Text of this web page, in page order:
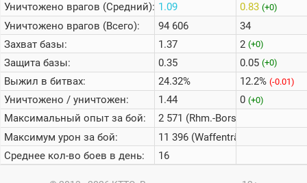
Уничтожено врагов (Средний):
Уничтожено врагов (Всего):
Захват базы:
Защита базы:
Выжил в битвах:
Уничтожено / уничтожен:
Максимальный опыт за бой:
Максимум урон за бой:
Среднее кол-во боев в день:
1.09
94 606
1.37
0.35
24.32%
1.44
2 571 (Rhm.-Borsig
11 396 (Waffenträger auf E 100)
16
0.83 (+0)
34
2 (+0)
0.05 (+0)
12.2% (-0.01)
0 (+0)